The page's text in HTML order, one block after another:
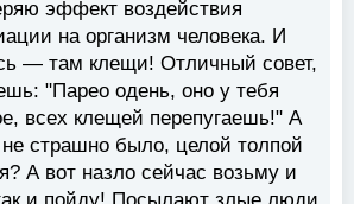
эффект воздействия
на организм человека. И
— там клещи! Отличный совет,
"Парео одень, оно у тебя
всех клещей перепугаешь!" А
страшно было, целой толпой
А вот назло сейчас возьму и